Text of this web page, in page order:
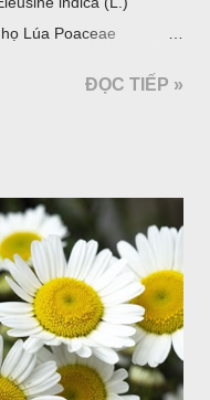
Lúa Poaceae
ĐỌC TIẾP »